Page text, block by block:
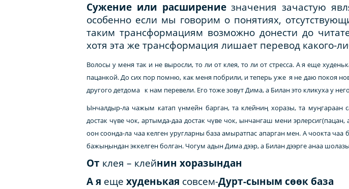
Сужение или расширениезначения зачастую
особенно если мы говорим о понятиях,
таким трансформациям возможно донести до
хотя эта же трансформация лишает перевод какого-
Волосы у меня так и не выросли, то ли от клея, то ли от стресса. А я еще
пацанкой. До сих пор помню, как меня побрили, и теперь уже я не даю покоя
другого детдома к нам перевели. Его тоже зовут Дима, а Билан это кликуха у
Ынчалдыр-ла чажым катап үнмейн барган, та клейниң хоразы, та
достак чүве чок, артымда-даа достак чүве чок, ынчангаш мени
оон соонда-ла чаа келген уругларны база амыратпас апарган мен. А чоокта
бажыңындан эккелген болган. Чогум адын Дима дээр, а Билан дээрге анаа
От клея – клейнин хоразындан
А я еще худенькая совсем-Дурт-сыным сөөк база